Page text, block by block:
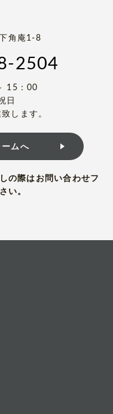
角庵1-8
2504
15：00
日
します。
ムへ
の際はお問い合わせフ
い。